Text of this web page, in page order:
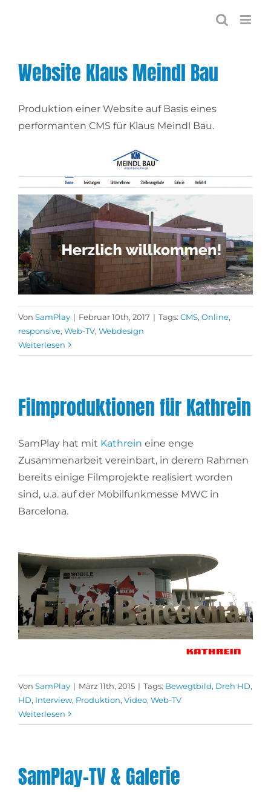
Website Klaus Meindl Bau
Produktion einer Website auf Basis eines
performanten CMS für Klaus Meindl Bau.
Von SamPlay | Februar 10th, 2017 | Tags: CMS, Online,
responsive, Web-TV, Webdesign
Weiterlesen
Filmproduktionen für Kathrein
SamPlay hat mit Kathrein eine enge
Zusammenarbeit vereinbart, in derem Rahmen
bereits einige Filmprojekte realisiert worden
sind, u.a. auf der Mobilfunkmesse MWC in
Barcelona.
Von SamPlay | März 11th, 2015 | Tags: Bewegtbild, Dreh HD,
HD, Interview, Produktion, Video, Web-TV
Weiterlesen
SamPlay-TV & Galerie